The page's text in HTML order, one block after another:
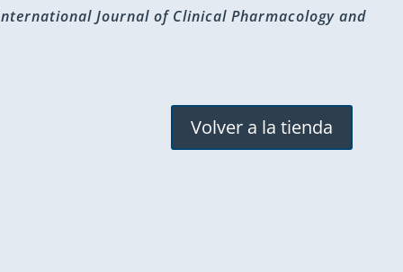
Journal of Clinical Pharmacology and
Volver a la tienda